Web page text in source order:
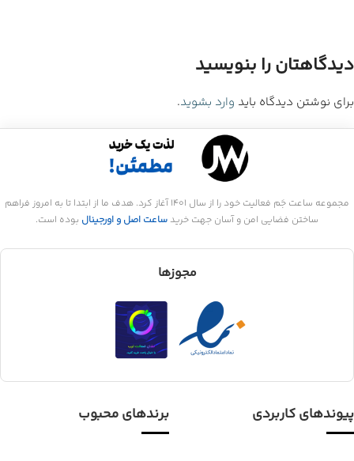
دیدگاهتان را بنویسید
برای نوشتن دیدگاه باید وارد بشوید.
مجموعه ساعت جَم فعالیت خود را از سال 1401 آغاز کرد. هدف ما از ابتدا تا به امروز فراهم
ساختن فضایی امن و آسان جهت خرید ساعت اصل و اورجینال بوده است.
مجوزها
پیوندهای کاربردی برندهای محبوب